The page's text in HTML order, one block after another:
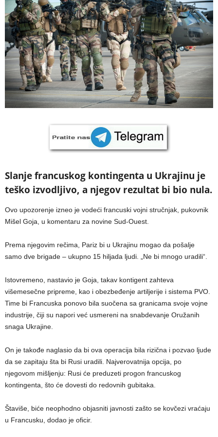
Slanje francuskog kontingenta u Ukrajinu je
teško izvodljivo, a njegov rezultat bi bio nula.
Ovo upozorenje izneo je vodeći francuski vojni stručnjak, pukovnik
Mišel Goja, u komentaru za novine Sud-Ouest.
Prema njegovim rečima, Pariz bi u Ukrajinu mogao da pošalje
samo dve brigade – ukupno 15 hiljada ljudi. „Ne bi mnogo uradili“.
Istovremeno, nastavio je Goja, takav kontigent zahteva
višemesečne pripreme, kao i obezbeđenje artiljerije i sistema PVO.
Time bi Francuska ponovo bila suočena sa granicama svoje vojne
industrije, čiji su napori već usmereni na snabdevanje Oružanih
snaga Ukrajine.
On je takođe naglasio da bi ova operacija bila rizična i pozvao ljude
da se zapitaju šta bi Rusi uradili. Najverovatnija opcija, po
njegovom mišljenju: Rusi će preduzeti progon francuskog
kontingenta, što će dovesti do redovnih gubitaka.
Štaviše, biće neophodno objasniti javnosti zašto se kovčezi vraćaju
u Francusku, dodao je oficir.